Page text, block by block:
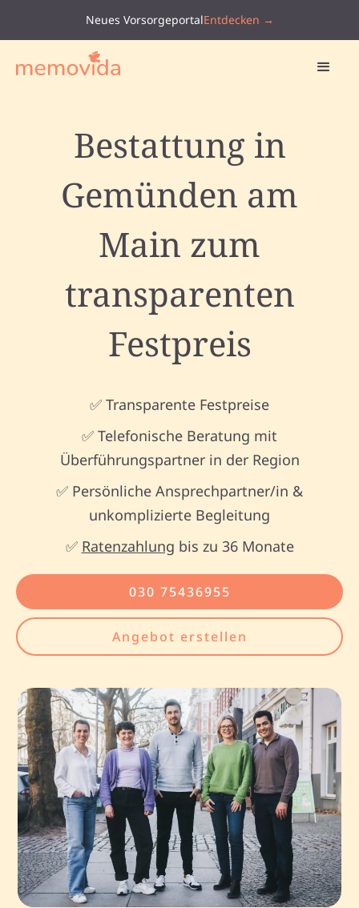
Neues VorsorgeportalEntdecken →
Bestattung in
Gemünden am
Main zum
transparenten
Festpreis
✅ Transparente Festpreise
✅ Telefonische Beratung mit
Überführungspartner in der Region
✅ Persönliche Ansprechpartner/in &
unkomplizierte Begleitung
✅ Ratenzahlung bis zu 36 Monate
030 75436955
Angebot erstellen